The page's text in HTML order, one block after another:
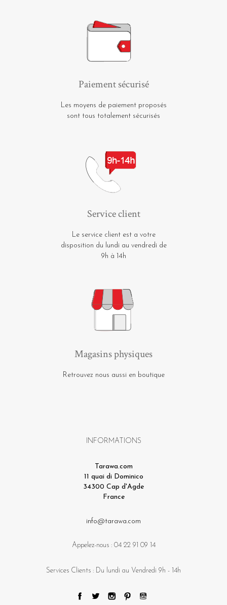
Paiement sécurisé
Les moyens de paiement proposés
sont tous totalement sécurisés
Service client
Le service client est a votre
disposition du lundi au vendredi de
9h à 14h
Magasins physiques
Retrouvez nous aussi en boutique
INFORMATIONS
Tarawa.com
11 quai di Dominico
34300 Cap d'Agde
France
info@tarawa.com
Appelez-nous : 04 22 91 09 14
Services Clients : Du lundi au Vendredi 9h - 14h